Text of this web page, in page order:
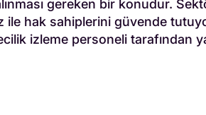
gereken bir konudur.
ile hak sahiplerini güvende
izleme personeli tarafından